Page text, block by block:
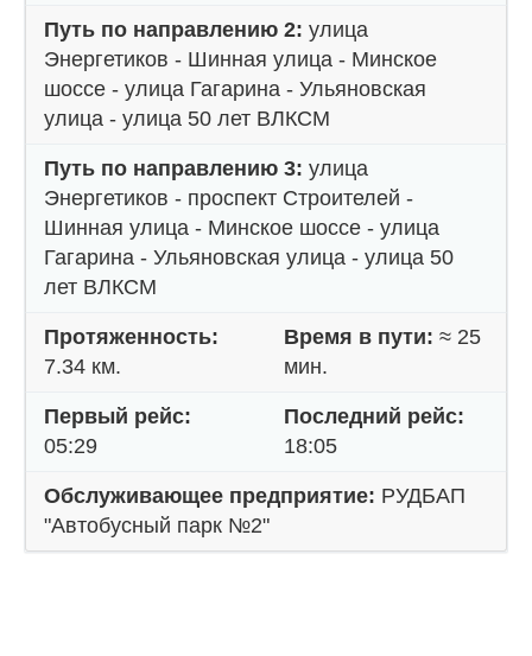
Путь по направлению 2: улица
Энергетиков - Шинная улица - Минское
шоссе - улица Гагарина - Ульяновская
улица - улица 50 лет ВЛКСМ
Путь по направлению 3: улица
Энергетиков - проспект Строителей -
Шинная улица - Минское шоссе - улица
Гагарина - Ульяновская улица - улица 50
лет ВЛКСМ
Протяженность:
7.34 км.
Время в пути: ≈ 25
мин.
Первый рейс:
05:29
Последний рейс:
18:05
Обслуживающее предприятие: РУДБАП
"Автобусный парк №2"